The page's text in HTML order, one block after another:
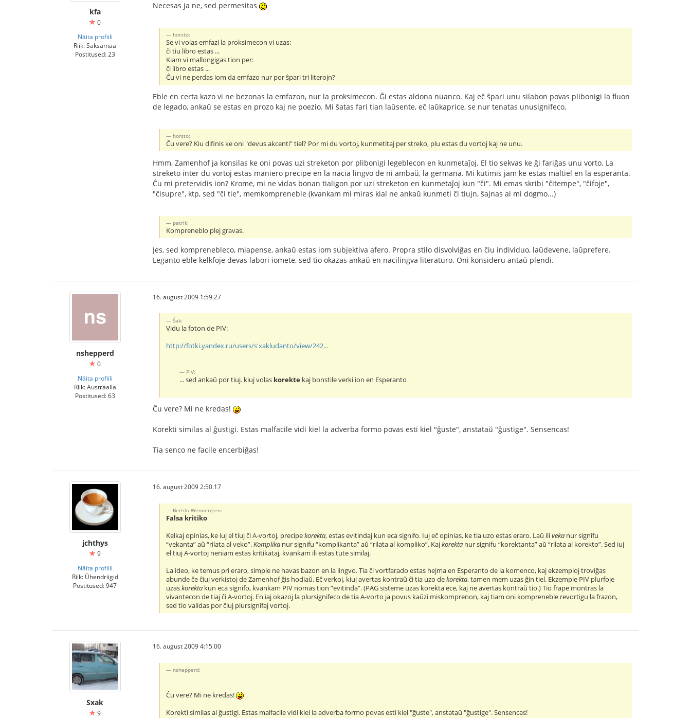
kfa
0
Näita profiili
Riik: Saksamaa
Postitused: 23
Necesas ja ne, sed permesitas
horsto:
Se vi volas emfazi la proksimecon vi uzas:
ĉi tiu libro estas ...
Kiam vi mallongigas tion per:
ĉi libro estas ...
Ĉu vi ne perdas iom da emfazo nur por ŝpari tri literojn?
Eble en certa kazo vi ne bezonas la emfazon, nur la proksimecon. Ĝi estas aldona nuanco. Kaj eĉ ŝpari unu silabon povas plibonigi la fluon
de legado, ankaŭ se estas en prozo kaj ne poezio. Mi ŝatas fari tian laŭsente, eĉ laŭkaprice, se nur tenatas unusignifeco.
horsto:
Ĉu vere? Kiu difinis ke oni "devus akcenti" tiel? Por mi du vortoj, kunmetitaj per streko, plu estas du vortoj kaj ne unu.
Hmm, Zamenhof ja konsilas ke oni povas uzi streketon por plibonigi legeblecon en kunmetaĵoj. El tio sekvas ke ĝi fariĝas unu vorto. La
streketo inter du vortoj estas maniero precipe en la nacia lingvo de ni ambaŭ, la germana. Mi kutimis jam ke estas maltiel en la esperanta.
Ĉu mi pretervidis ion? Krome, mi ne vidas bonan tialigon por uzi streketon en kunmetaĵoj kun "ĉi". Mi emas skribi "ĉitempe", "ĉifoje",
"ĉisupre", ktp, sed "ĉi tie", memkompreneble (kvankam mi miras kial ne ankaŭ kunmeti ĉi tiujn, ŝajnas al mi dogmo...)
patrik:
Kompreneblo plej gravas.
Jes, sed komprenebleco, miapense, ankaŭ estas iom subjektiva afero. Propra stilo disvolviĝas en ĉiu individuo, laŭdevene, laŭprefere.
Leganto eble kelkfoje devas labori iomete, sed tio okazas ankaŭ en nacilingva literaturo. Oni konsideru antaŭ plendi.
nshepperd
0
Näita profiili
Riik: Austraalia
Postitused: 63
16. august 2009 1:59.27
Ŝak:
Vidu la foton de PIV:
http://fotki.yandex.ru/users/s'xakludanto/view/242...
PIV:
... sed ankaŭ por tiuj. kiuj volas korekte kaj bonstile verki ion en Esperanto
Ĉu vere? Mi ne kredas!
Korekti similas al ĝustigi. Estas malfacile vidi kiel la adverba formo povas esti kiel "ĝuste", anstataŭ "ĝustige". Sensencas!
Tia senco ne facile encerbiĝas!
jchthys
9
Näita profiili
Riik: Ühendriigid
Postitused: 947
16. august 2009 2:50.17
Bertilo Wennergren:
Falsa kritiko
Kelkaj opinias, ke iuj el tiuj ĉi A-vortoj, precipekorekta, estas evitindaj kun eca signifo. Iuj eĉ opinias, ke tia uzo estas eraro. Laŭ iliveka nur signifu
“vekanta” aŭ “rilata al veko”.Komplika nur signifu “komplikanta” aŭ “rilata al kompliko”. Kajkorekta nur signifu “korektanta” aŭ “rilata al korekto”. Sed iuj
el tiuj A-vortoj neniam estas kritikataj, kvankam ili estas tute similaj.
La ideo, ke temus pri eraro, simple ne havas bazon en la lingvo. Tia ĉi vortfarado estas hejma en Esperanto de la komenco, kaj ekzemploj troviĝas
abunde ĉe ĉiuj verkistoj de Zamenhof ĝis hodiaŭ. Eĉ verkoj, kiuj avertas kontraŭ ĉi tia uzo dekorekta, tamen mem uzas ĝin tiel. Ekzemple PIV plurfoje
uzaskorekta kun eca signifo, kvankam PIV nomas tion “evitinda”. (PAG sisteme uzas korekta ece, kaj ne avertas kontraŭ tio.) Tio frape montras la
vivantecon de tiaj ĉi A-vortoj. En iaj okazoj la plursignifeco de tia A-vorto ja povus kaŭzi miskomprenon, kaj tiam oni kompreneble revortigu la frazon,
sed tio validas por ĉiuj plursignifaj vortoj.
Sxak
9
16. august 2009 4:15.00
nshepperd:
Ĉu vere? Mi ne kredas!
Korekti similas al ĝustigi. Estas malfacile vidi kiel la adverba formo povas esti kiel "ĝuste", anstataŭ "ĝustige". Sensencas!